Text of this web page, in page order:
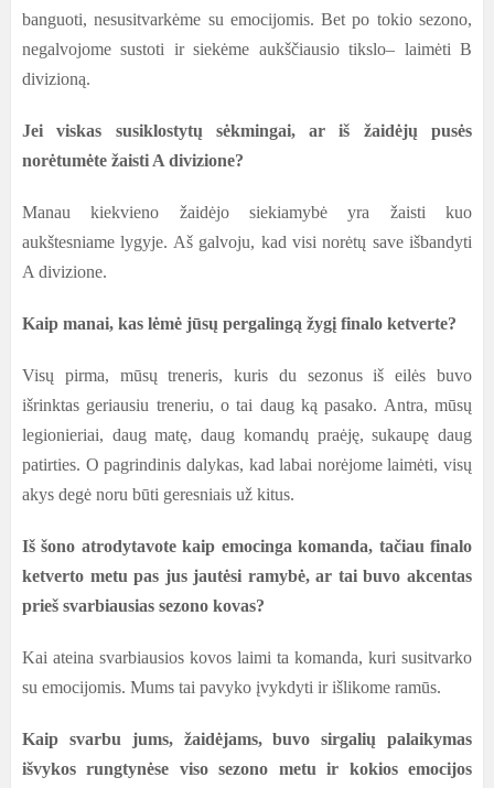
banguoti, nesusitvarkėme su emocijomis. Bet po tokio sezono,
negalvojome sustoti ir siekėme aukščiausio tikslo– laimėti B
divizioną.
Jei viskas susiklostytų sėkmingai, ar iš žaidėjų pusės
norėtumėte žaisti A divizione?
Manau kiekvieno žaidėjo siekiamybė yra žaisti kuo
aukštesniame lygyje. Aš galvoju, kad visi norėtų save išbandyti
A divizione.
Kaip manai, kas lėmė jūsų pergalingą žygį finalo ketverte?
Visų pirma, mūsų treneris, kuris du sezonus iš eilės buvo
išrinktas geriausiu treneriu, o tai daug ką pasako. Antra, mūsų
legionieriai, daug matę, daug komandų praėję, sukaupę daug
patirties. O pagrindinis dalykas, kad labai norėjome laimėti, visų
akys degė noru būti geresniais už kitus.
Iš šono atrodytavote kaip emocinga komanda, tačiau finalo
ketverto metu pas jus jautėsi ramybė, ar tai buvo akcentas
prieš svarbiausias sezono kovas?
Kai ateina svarbiausios kovos laimi ta komanda, kuri susitvarko
su emocijomis. Mums tai pavyko įvykdyti ir išlikome ramūs.
Kaip svarbu jums, žaidėjams, buvo sirgalių palaikymas
išvykos rungtynėse viso sezono metu ir kokios emocijos